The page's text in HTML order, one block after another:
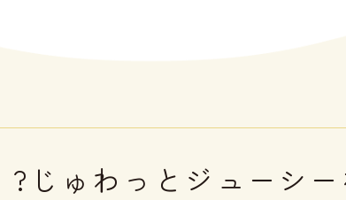
?じゅわっとジューシ